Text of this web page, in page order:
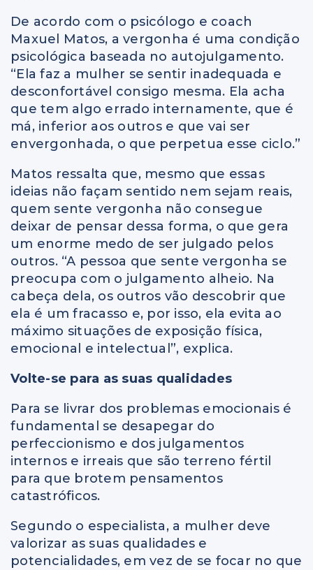
De acordo com o psicólogo e coach
Maxuel Matos, a vergonha é uma condição
psicológica baseada no autojulgamento.
“Ela faz a mulher se sentir inadequada e
desconfortável consigo mesma. Ela acha
que tem algo errado internamente, que é
má, inferior aos outros e que vai ser
envergonhada, o que perpetua esse ciclo.”
Matos ressalta que, mesmo que essas
ideias não façam sentido nem sejam reais,
quem sente vergonha não consegue
deixar de pensar dessa forma, o que gera
um enorme medo de ser julgado pelos
outros. “A pessoa que sente vergonha se
preocupa com o julgamento alheio. Na
cabeça dela, os outros vão descobrir que
ela é um fracasso e, por isso, ela evita ao
máximo situações de exposição física,
emocional e intelectual”, explica.
Volte-se para as suas qualidades
Para se livrar dos problemas emocionais é
fundamental se desapegar do
perfeccionismo e dos julgamentos
internos e irreais que são terreno fértil
para que brotem pensamentos
catastróficos.
Segundo o especialista, a mulher deve
valorizar as suas qualidades e
potencialidades, em vez de se focar no que